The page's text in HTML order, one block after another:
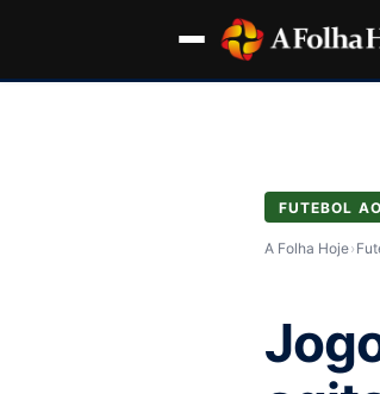
FUTEBOL
A Folha Hoje›